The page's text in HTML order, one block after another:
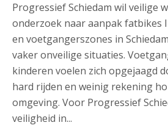
Progressief Schiedam wil veilige
onderzoek naar aanpak fatbikes
en voetgangerszones in
vaker onveilige situaties.
kinderen voelen zich opgejaagd
hard rijden en weinig rekening
omgeving. Voor Progressief
veiligheid in...